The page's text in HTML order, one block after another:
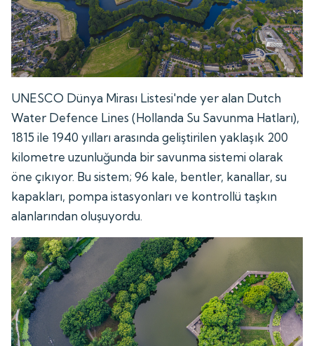
UNESCO Dünya Mirası Listesi'nde yer alan Dutch
Water Defence Lines (Hollanda Su Savunma Hatları),
1815 ile 1940 yılları arasında geliştirilen yaklaşık 200
kilometre uzunluğunda bir savunma sistemi olarak
öne çıkıyor. Bu sistem; 96 kale, bentler, kanallar, su
kapakları, pompa istasyonları ve kontrollü taşkın
alanlarından oluşuyordu.